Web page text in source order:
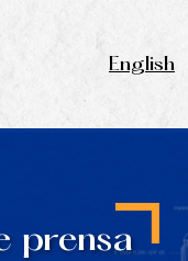
English
prensa